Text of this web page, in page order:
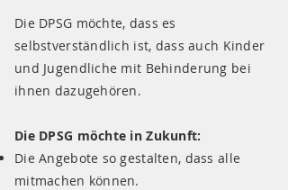
Die DPSG möchte, dass es
selbstverständlich ist, dass auch Kinder
und Jugendliche mit Behinderung bei
ihnen dazugehören.
Die DPSG möchte in Zukunft:
Die Angebote so gestalten, dass alle
mitmachen können.